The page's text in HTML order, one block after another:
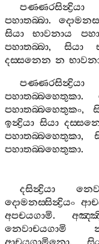
පණ‍්ණරසින්‍ද්‍රියා
පහාතබ‍්බා.
සියා
භාවනාය
පහාතබ‍්බා, සියා
දස‍්සනෙන න
පණ‍්ණරසින්‍ද්‍රියා
පහාතබ‍්බහෙතුකා.
පහාතබ‍්බහෙතුකං,
ඉන්‍ද්‍රියා සියා
පහාතබ‍්බහෙතුකා,
පහාතබ‍්බහෙතුකා.
දසින්‍ද්‍රියා නෙව
දොමනස‍්සින්‍ද්‍රියං
අපචයගාමි.
නෙවාචයගාමි